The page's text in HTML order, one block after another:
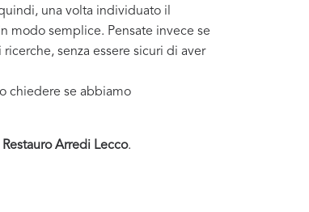
una volta individuato il
modo semplice. Pensate invece se
senza essere sicuri di aver
chiedere se abbiamo
Restauro Arredi Lecco.